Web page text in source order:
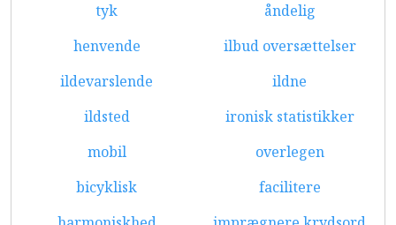
tyk
åndelig
henvende
ilbud oversættelser
ildevarslende
ildne
ildsted
ironisk statistikker
mobil
overlegen
bicyklisk
facilitere